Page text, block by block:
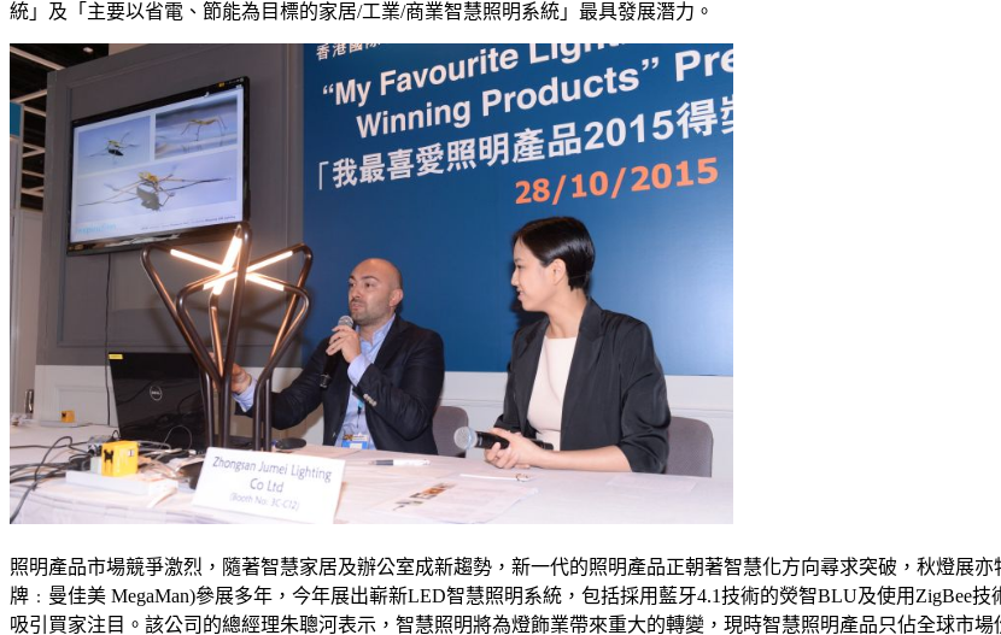
統」及「主要以省電、節能為目標的家居/工業/商業智慧照明系統」最具發展潛力。
照明產品市場競爭激烈，隨著智慧家居及辦公室成新趨勢，新一代的照明產品正朝著智慧化方向尋求突破，秋燈展
牌﹕曼佳美 MegaMan)參展多年，今年展出嶄新LED智慧照明系統，包括採用藍牙4.1技術的熒智BLU及使用ZigBee
吸引買家注目。該公司的總經理朱聰河表示，智慧照明將為燈飾業帶來重大的轉變，現時智慧照明產品只佔全球市